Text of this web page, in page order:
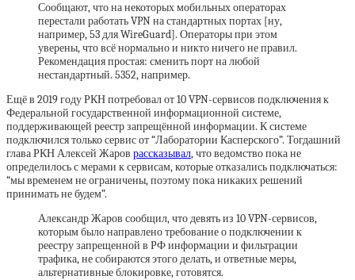
Сообщают, что на некоторых мобильных операторах
перестали работать VPN на стандартных портах [ну,
например, 53 для WireGuard]. Операторы при этом
уверены, что всё нормально и никто ничего не правил.
Рекомендация простая: сменить порт на любой
нестандартный. 5352, например.
Ещё в 2019 году РКН потребовал от 10 VPN-сервисов подключения к
Федеральной государственной информационной системе,
поддерживающей реестр запрещённой информации. К системе
подключился только сервис от “Лаборатории Касперского”. Тогдашний
глава РКН Алексей Жаров рассказывал, что ведомство пока не
определилось с мерами к сервисам, которые отказались подключаться:
“мы временем не ограничены, поэтому пока никаких решений
принимать не будем”.
Александр Жаров сообщил, что девять из 10 VPN-сервисов,
которым было направлено требование о подключении к
реестру запрещенной в РФ информации и фильтрации
трафика, не собираются этого делать, и ответные меры,
альтернативные блокировке, готовятся.